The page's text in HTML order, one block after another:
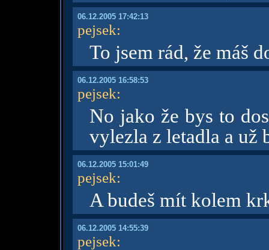
06.12.2005 17:42:13
pejsek:
To jsem rád, že máš
06.12.2005 16:58:53
pejsek:
No jako že bys to
vylezla z letadla a už
06.12.2005 15:01:49
pejsek:
A budeš mít kolem
06.12.2005 14:55:39
pejsek: